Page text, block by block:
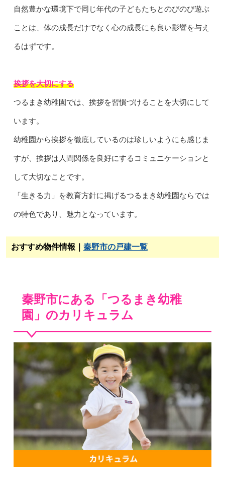
自然豊かな環境下で同じ年代の子どもたちとのびのび遊ぶ
ことは、体の成長だけでなく心の成長にも良い影響を与え
るはずです。
挨拶を大切にする
つるまき幼稚園では、挨拶を習慣づけることを大切にして
います。
幼稚園から挨拶を徹底しているのは珍しいようにも感じま
すが、挨拶は人間関係を良好にするコミュニケーションと
して大切なことです。
「生きる力」を教育方針に掲げるつるまき幼稚園ならでは
の特色であり、魅力となっています。
おすすめ物件情報｜ 秦野市の戸建一覧
秦野市にある「つるまき幼稚
園」のカリキュラム